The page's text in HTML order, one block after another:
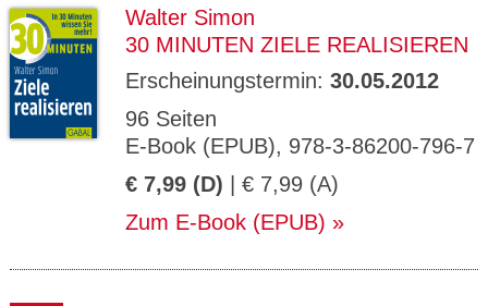
Walter Simon
30 MINUTEN ZIELE REALISIEREN
Erscheinungstermin: 30.05.2012
96 Seiten
E-Book (EPUB), 978-3-86200-796-7
€ 7,99 (D) | € 7,99 (A)
Zum E-Book (EPUB)